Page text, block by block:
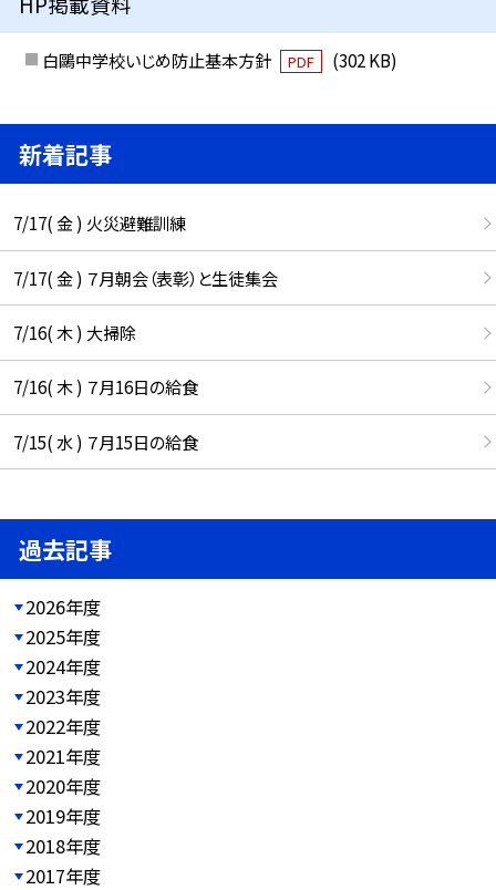
白鷗中学校いじめ防止基本方針 PDF (302 KB)
新着記事
7/17( 金 ) 火災避難訓練
7/17( 金 ) ７月朝会（表彰）と生徒集会
7/16( 木 ) 大掃除
7/16( 木 ) ７月16日の給食
7/15( 水 ) ７月15日の給食
過去記事
2026年度
2025年度
2024年度
2023年度
2022年度
2021年度
2020年度
2019年度
2018年度
2017年度